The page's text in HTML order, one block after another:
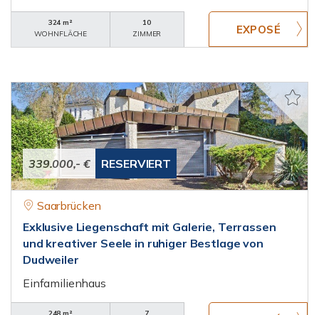
324 m²
WOHNFLÄCHE
10
ZIMMER
339.000,- € RESERVIERT
Saarbrücken
Exklusive Liegenschaft mit Galerie, Terrassen
und kreativer Seele in ruhiger Bestlage von
Dudweiler
Einfamilienhaus